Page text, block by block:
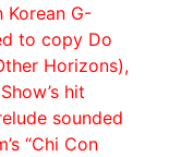
Korean G-
to copy Do
Horizons),
hit
sounded
“Chi Con